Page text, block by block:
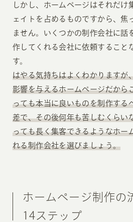
しかし、ホームページはそれだけ
ェイトを占めるものですから、焦
ません。いくつかの制作会社に話
作してくれる会社に依頼すること
す。
はやる気持ちはよくわかりますが
影響を与えるホームページだから
っても本当に良いものを制作する
差で、その後何年も苦しむくらい
っても長く集客できるようなホー
れる制作会社を選びましょう。
ホームページ制作の
14ステップ